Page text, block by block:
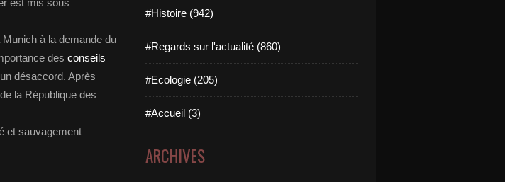
est mis sous
à la demande du
des conseils
désaccord. Après
la République des
et sauvagement
#Histoire (942)
#Regards sur l'actualité (860)
#Ecologie (205)
#Accueil (3)
ARCHIVES